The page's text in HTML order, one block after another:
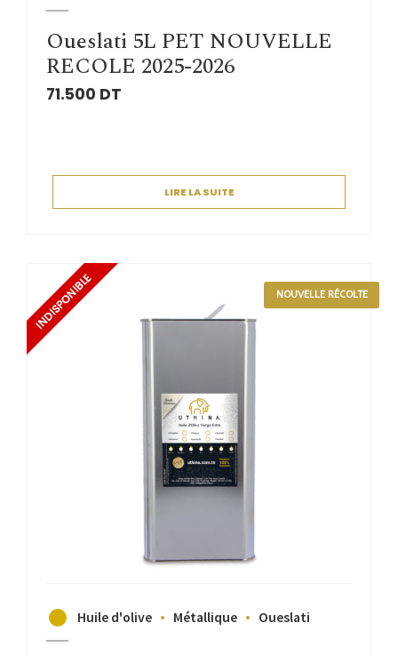
Oueslati 5L PET NOUVELLE
RECOLE 2025-2026
71.500 DT
LIRE LA SUITE
NOUVELLE RÉCOLTE
Huile d'olive Métallique Oueslati